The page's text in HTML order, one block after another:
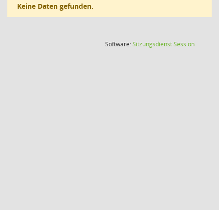
Keine Daten gefunden.
Software:SitzungsdienstSession(Wird in